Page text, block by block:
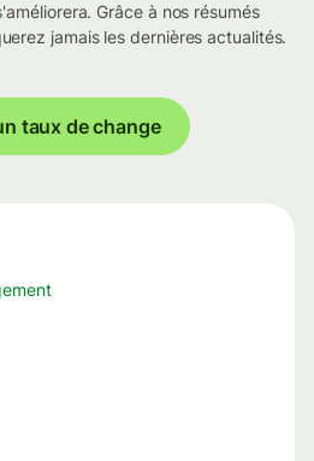
Grâce à nos résumés
jamais les dernières actualités.
taux de change